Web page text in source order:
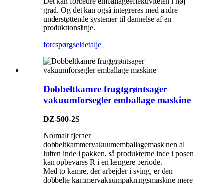
grad. Og det kan også integreres med andre
understøttende systemer til dannelse af en
produktionslinje.
forespørgseldetalje
Dobbeltkamre frugtgrøntsager
vakuumforsegler emballage maskine
DZ-500-2S
Normalt fjerner
dobbeltkammervakuumemballagemaskinen al
luften inde i pakken, så produkterne inde i posen
kan opbevares R i en længere periode.
Med to kamre, der arbejder i sving, er den
dobbelte kammervakuumpakningsmaskine mere